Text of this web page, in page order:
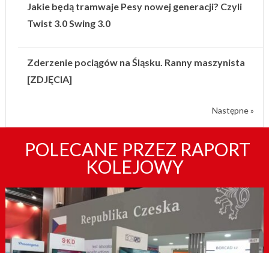
Jakie będą tramwaje Pesy nowej generacji? Czyli
Twist 3.0 Swing 3.0
Zderzenie pociągów na Śląsku. Ranny maszynista
[ZDJĘCIA]
Następne »
POLECANE PRZEZ RAPORT
KOLEJOWY